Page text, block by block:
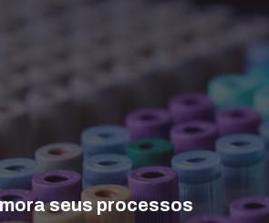
seus processos